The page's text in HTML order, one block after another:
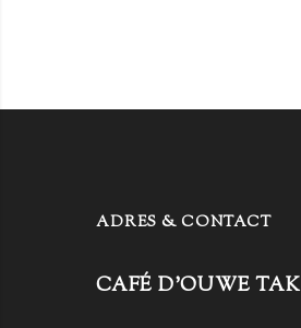
ADRES & CONTACT
CAFÉ D’OUWE TAK